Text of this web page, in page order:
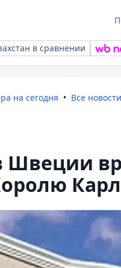
в сравнении
на сегодня Все новости
Швеции